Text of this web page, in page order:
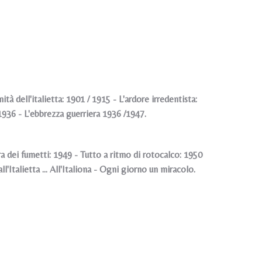
dell'italietta: 1901 / 1915 - L'ardore irredentista:
- L'ebbrezza guerriera 1936 /1947.
dei fumetti: 1949 - Tutto a ritmo di rotocalco: 1950
... All'Italiona - Ogni giorno un miracolo.